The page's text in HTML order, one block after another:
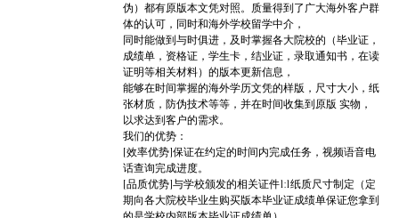
伪）都有原版本文凭对照。质量得到了广大海外客户群
体的认可，同时和海外学校留学中介，
同时能做到与时俱进，及时掌握各大院校的（毕业证，
成绩单，资格证，学生卡，结业证，录取通知书，在读
证明等相关材料）的版本更新信息，
能够在时间掌握的海外学历文凭的样版，尺寸大小，纸
张材质，防伪技术等等，并在时间收集到原版 实物，
以求达到客户的需求。
我们的优势：
[效率优势]保证在约定的时间内完成任务，视频语音电
话查询完成进度。
[品质优势]与学校颁发的相关证件1:1纸质尺寸制定（定
期向各大院校毕业生购买版本毕业证成绩单保证您拿到